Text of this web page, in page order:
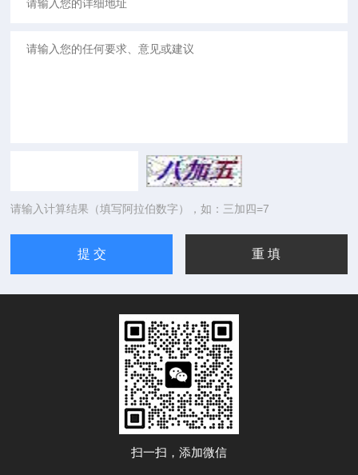
请输入计算结果（填写阿拉伯数字），如：三加四=7
扫一扫，添加微信